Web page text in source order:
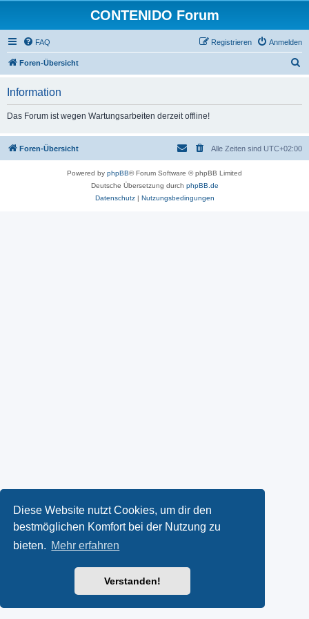
Diese Website nutzt Cookies, um dir den
bestmöglichen Komfort bei der Nutzung zu
bieten. Mehr erfahren
Verstanden!
CONTENIDO Forum
FAQ Anmelden
Registrieren
Foren-Übersicht
Information
Das Forum ist wegen Wartungsarbeiten derzeit offline!
Foren-Übersicht Alle Zeiten sind UTC+02:00
Powered by phpBB® Forum Software © phpBB Limited
Deutsche Übersetzung durch phpBB.de
Datenschutz| Nutzungsbedingungen